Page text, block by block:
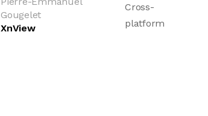
Gougelet
XnView
Cross-
platform